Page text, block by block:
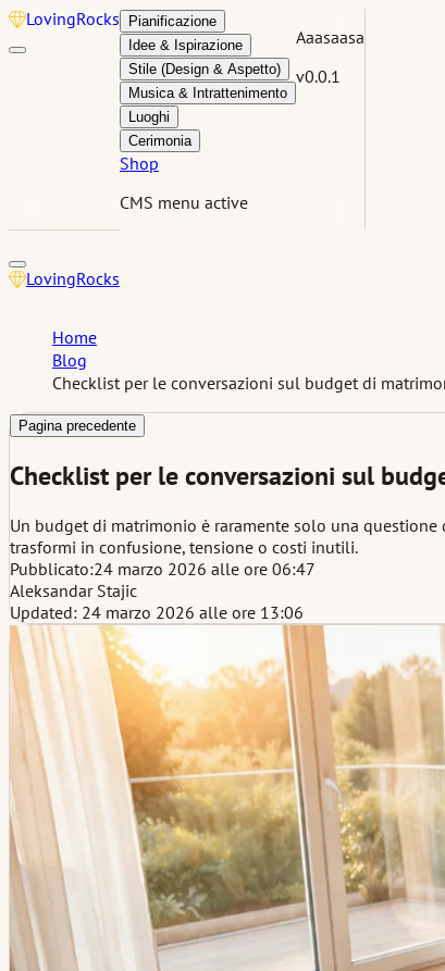
LovingRocks
Pianificazione
Idee & Ispirazione
Stile (Design & Aspetto)
Musica & Intrattenimento
Luoghi
Cerimonia
Shop
CMS menu active
Aaasaasa
v0.0.1
LovingRocks
Home
Blog
Checklist per le conversazioni sul budget di
Pagina precedente
Checklist per le conversazioni sul
Un budget di matrimonio è raramente solo una
trasformi in confusione, tensione o costi inutili.
Pubblicato:24 marzo 2026 alle ore 06:47
Aleksandar Stajic
Updated: 24 marzo 2026 alle ore 13:06